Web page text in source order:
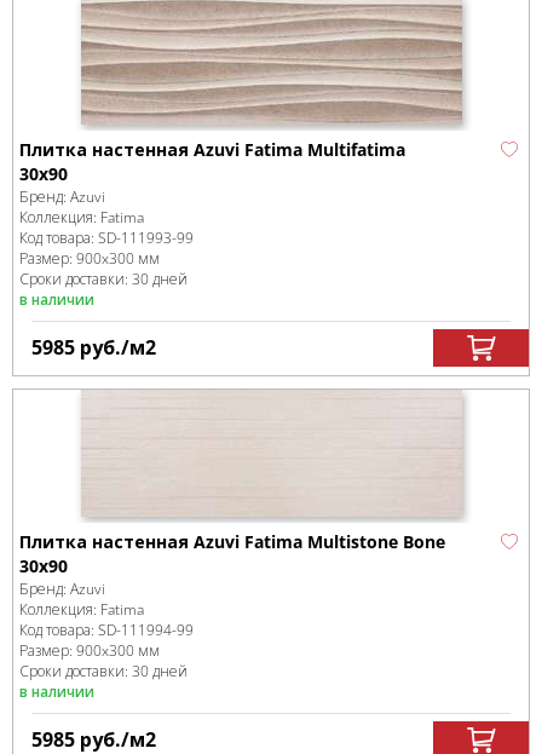
Плитка настенная Azuvi Fatima Multifatima
30x90
Бренд: Azuvi
Коллекция: Fatima
Код товара: SD-111993-99
Размер: 900x300 мм
Сроки доставки: 30 дней
в наличии
5985 руб./м2
Плитка настенная Azuvi Fatima Multistone Bone
30x90
Бренд: Azuvi
Коллекция: Fatima
Код товара: SD-111994-99
Размер: 900x300 мм
Сроки доставки: 30 дней
в наличии
5985 руб./м2